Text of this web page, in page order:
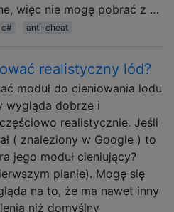
więc nie mogę pobrać z …
c# anti-cheat
realistyczny lód?
moduł do cieniowania lodu
wygląda dobrze i
realistycznie. Jeśli
( znaleziony w Google ) to
jego moduł cieniujący?
planie). Mogę się
na to, że ma nawet inny
niż domyślny